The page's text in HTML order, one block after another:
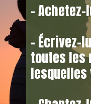
–
– Écrivez-
toutes les
lesquelles